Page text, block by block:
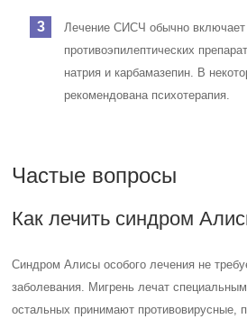
Лечение СИСЧ обычно включает
противоэпилептических
натрия и карбамазепин. В
рекомендована психотерапия.
Частые вопросы
Как лечить синдром
Синдром Алисы особого лечения не
заболевания. Мигрень лечат
остальных принимают противовирусные,